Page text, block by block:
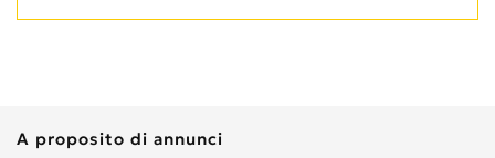
A proposito di annunci